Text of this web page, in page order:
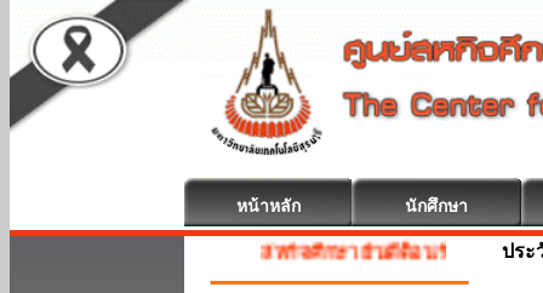
หน้าหลัก นักศึกษา
สหกิจศึกษา ยินดีต้อนรับ ประ